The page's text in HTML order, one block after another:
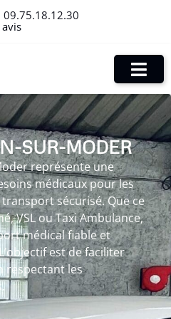
09.75.18.12.30
SUR-MODER
représente une
médicaux pour les
sécurisé. Que ce
VSL ou Taxi Ambulance,
médical fiable et
est de faciliter
respectant les